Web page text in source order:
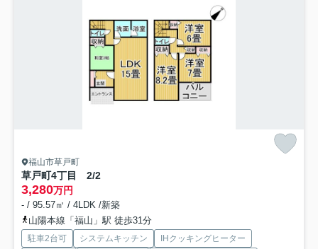
福山市草戸町
草戸町4丁目 2/2
3,280万円
- / 95.57㎡ / 4LDK /新築
山陽本線「福山」駅 徒歩31分
駐車2台可 システムキッチン
IHクッキングヒーター